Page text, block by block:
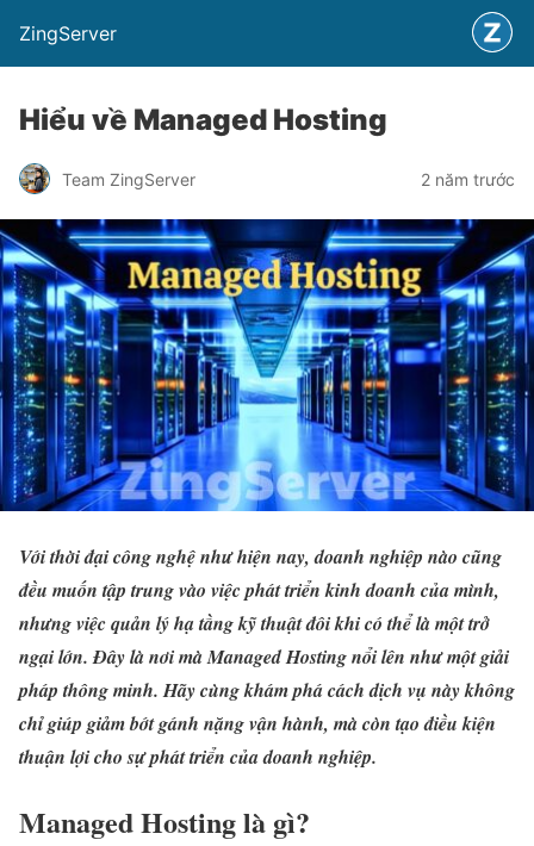
ZingServer
Hiểu về Managed Hosting
Team ZingServer 2 năm trước
Với thời đại công nghệ như hiện nay, doanh nghiệp nào cũng
đều muốn tập trung vào việc phát triển kinh doanh của mình,
nhưng việc quản lý hạ tầng kỹ thuật đôi khi có thể là một trở
ngại lớn. Đây là nơi mà Managed Hosting nổi lên như một giải
pháp thông minh. Hãy cùng khám phá cách dịch vụ này không
chỉ giúp giảm bớt gánh nặng vận hành, mà còn tạo điều kiện
thuận lợi cho sự phát triển của doanh nghiệp.
Managed Hosting là gì?